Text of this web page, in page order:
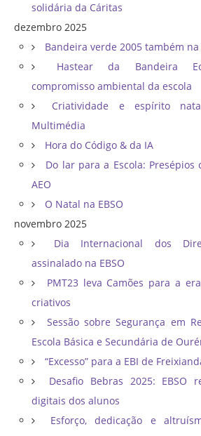
solidária da Cáritas
dezembro 2025
Bandeira verde 2005 também na
Hastear da Bandeira
compromisso ambiental da escola
Criatividade e espírito
Multimédia
Hora do Código & da IA
Do lar para a Escola:
AEO
O Natal na EBSO
novembro 2025
Dia Internacional dos
assinalado na EBSO
PMT23 leva Camões para a
criativos
Sessão sobre Segurança em
Escola Básica e Secundária de
“Excesso” para a EBI de
Desafio Bebras 2025: EBSO
digitais dos alunos
Esforço, dedicação e